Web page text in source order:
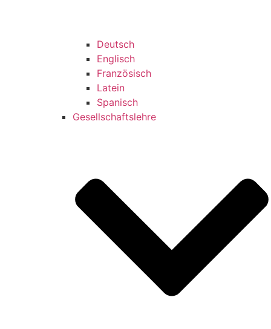
Deutsch
Englisch
Französisch
Latein
Spanisch
Gesellschaftslehre